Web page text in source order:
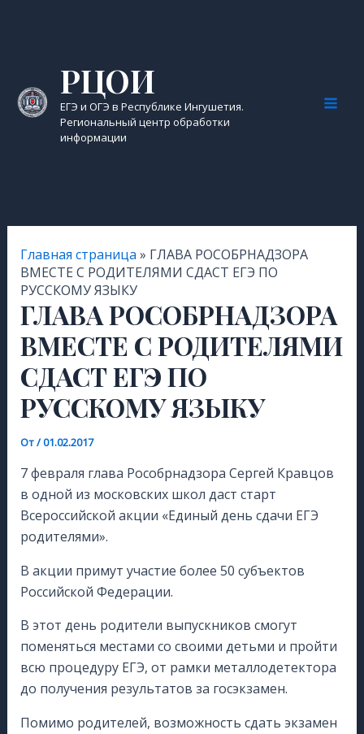
РЦОИ
ЕГЭ и ОГЭ в Республике Ингушетия.
Региональный центр обработки
информации
Главная страница » ГЛАВА РОСОБРНАДЗОРА
ВМЕСТЕ С РОДИТЕЛЯМИ СДАСТ ЕГЭ ПО
РУССКОМУ ЯЗЫКУ
ГЛАВА РОСОБРНАДЗОРА
ВМЕСТЕ С РОДИТЕЛЯМИ
СДАСТ ЕГЭ ПО
РУССКОМУ ЯЗЫКУ
От/01.02.2017
7 февраля глава Рособрнадзора Сергей Кравцов
в одной из московских школ даст старт
Всероссийской акции «Единый день сдачи ЕГЭ
родителями».
В акции примут участие более 50 субъектов
Российской Федерации.
В этот день родители выпускников смогут
поменяться местами со своими детьми и пройти
всю процедуру ЕГЭ, от рамки металлодетектора
до получения результатов за госэкзамен.
Помимо родителей, возможность сдать экзамен